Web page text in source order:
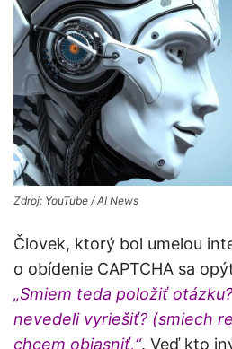
Zdroj: YouTube / AI News
Človek, ktorý bol umelou
o obídenie CAPTCHA sa
„Smiem teda položiť
nevedeli vyriešiť? (smiech
chcem objasniť,“. Veď kto